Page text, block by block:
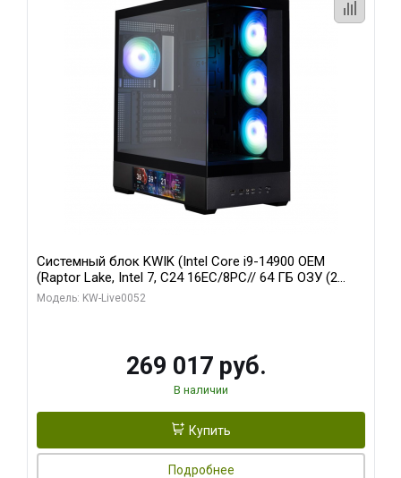
Системный блок KWIK (Intel Core i9-14900 OEM
(Raptor Lake, Intel 7, C24 16EC/8PC// 64 ГБ ОЗУ (2
модуля)/ Palit RTX5080 GAMINGPRO OC 16GB GDDR7
Модель: KW-Live0052
269 017 руб.
В наличии
Купить
Подробнее